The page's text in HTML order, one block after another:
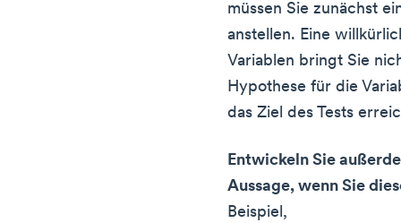
müssen Sie zunächst
anstellen. Eine
Variablen bringt Sie
Hypothese für die
das Ziel des Tests
Entwickeln Sie
Aussage, wenn Sie
Beispiel,